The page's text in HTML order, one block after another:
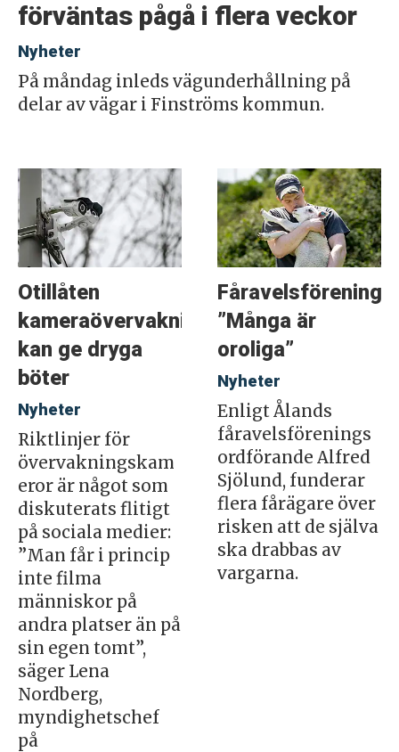
förväntas pågå i flera veckor
Nyheter
På måndag inleds vägunderhållning på
delar av vägar i Finströms kommun.
Otillåten
kameraövervakning
kan ge dryga
böter
Nyheter
Riktlinjer för
övervakningskam
eror är något som
diskuterats flitigt
på sociala medier:
”Man får i princip
inte filma
människor på
andra platser än på
sin egen tomt”,
säger Lena
Nordberg,
myndighetschef
på
”Många är
oroliga”
Nyheter
Enligt Ålands
fåravelsförenings
ordförande Alfred
Sjölund, funderar
flera fårägare över
risken att de själva
ska drabbas av
vargarna.